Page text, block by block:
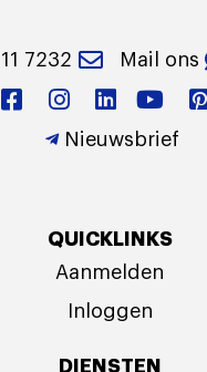
7232 Mail ons
Nieuwsbrief
QUICKLINKS
Aanmelden
Inloggen
DIENSTEN